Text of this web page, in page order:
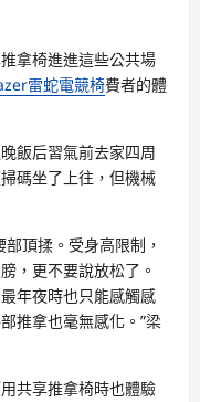
拿椅進進這些公共場
雷蛇電競椅費者的體
飯后習氣前去家四周
碼坐了上往，但機械
頂揉。受身高限制，
，更不要說放松了。
年夜時也只能感觸感
推拿也毫無感化。”梁
共享推拿椅時也體驗